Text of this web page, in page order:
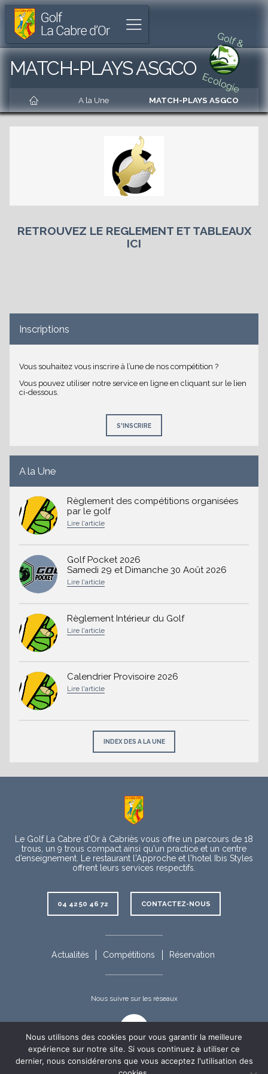
Golf &
Ecologie
Golf
La
Cabre
d'Or
Parcours
de
trous
unique
Cabriès
Aller
l'accueil
Aller
au
principal
Aller
au
contenu
Afficher
le
menu
A la Une MATCH-PLAYS ASGCO
MATCH-PLAYS ASGCO
RETROUVEZ LE REGLEMENT ET TABLEAUX
ICI
Inscriptions
Vous souhaitez vous inscrire à l’une de nos compétition ?
Vous pouvez utiliser notre service en ligne en cliquant sur le lien
ci-dessous.
S'INSCRIRE
A la Une
Règlement des compétitions organisées
par le golf
Golf Pocket 2026
Samedi 29 et Dimanche 30 Août 2026
Règlement Intérieur du Golf
Calendrier Provisoire 2026
INDEX DES A LA UNE
Le Golf La Cabre d’Or à Cabriès vous offre un parcours de 18
trous, un 9 trous compact ainsi qu'un practice et un centre
d’enseignement. Le restaurant l'Approche et l'hotel Ibis Styles
offrent leurs services respectifs.
Contact
04 42 50 46 72 CONTACTEZ-NOUS
complémentaires
Actualités Compétitions Réservation
Nous suivre sur les réseaux
Facebook
Nous utilisons des cookies pour vous garantir la meilleure
expérience sur notre site. Si vous continuez à utiliser ce
dernier, nous considérerons que vous acceptez l'utilisation des